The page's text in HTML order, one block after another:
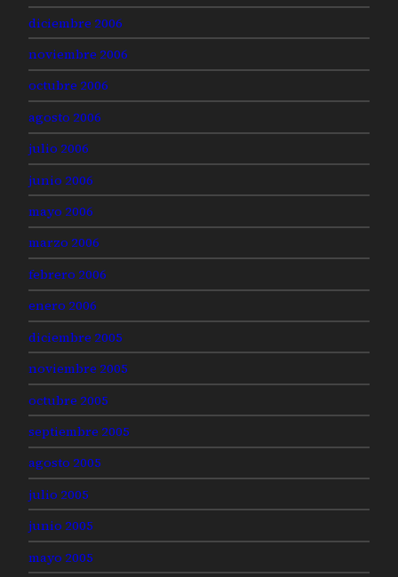
diciembre 2006
noviembre 2006
octubre 2006
agosto 2006
julio 2006
junio 2006
mayo 2006
marzo 2006
febrero 2006
enero 2006
diciembre 2005
noviembre 2005
octubre 2005
septiembre 2005
agosto 2005
julio 2005
junio 2005
mayo 2005